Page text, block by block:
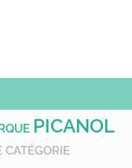
PICANOL
CATÉGORIE